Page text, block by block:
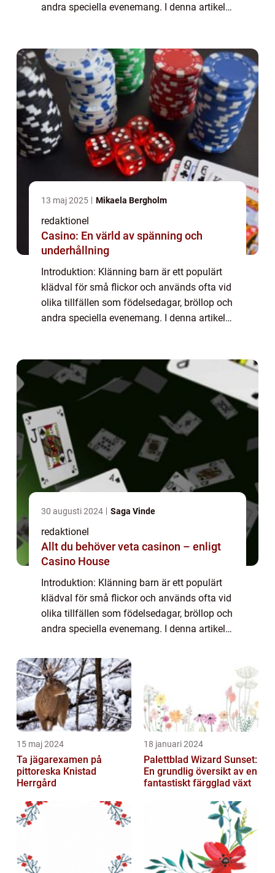
andra speciella evenemang. I denna artikel
13 maj 2025 Mikaela Bergholm
redaktionel
Casino: En värld av spänning och
underhållning
Introduktion: Klänning barn är ett populärt
klädval för små flickor och används ofta vid
olika tillfällen som födelsedagar, bröllop och
andra speciella evenemang. I denna artikel
30 augusti 2024 Saga Vinde
redaktionel
Allt du behöver veta casinon – enligt
Casino House
Introduktion: Klänning barn är ett populärt
klädval för små flickor och används ofta vid
olika tillfällen som födelsedagar, bröllop och
andra speciella evenemang. I denna artikel
klänning barn och ge en grund...
15 maj 2024
Ta jägarexamen på
pittoreska Knistad
Herrgård
18 januari 2024
Palettblad Wizard Sunset:
En grundlig översikt av en
fantastiskt färgglad växt